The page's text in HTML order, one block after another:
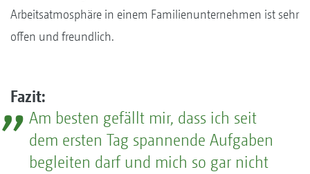
Arbeitsatmosphäre in einem Familienunternehmen ist sehr
offen und freundlich.
Fazit:
Am besten gefällt mir, dass ich seit
dem ersten Tag spannende Aufgaben
begleiten darf und mich so gar nicht